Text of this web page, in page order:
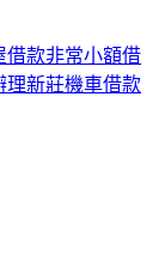
借款非常小額借
理新莊機車借款